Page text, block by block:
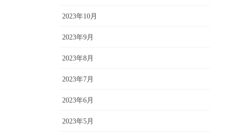
2023年10月
2023年9月
2023年8月
2023年7月
2023年6月
2023年5月